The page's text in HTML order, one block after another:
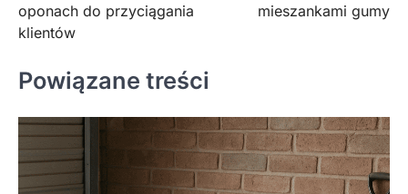
oponach do przyciągania
klientów
mieszankami gumy
Powiązane treści